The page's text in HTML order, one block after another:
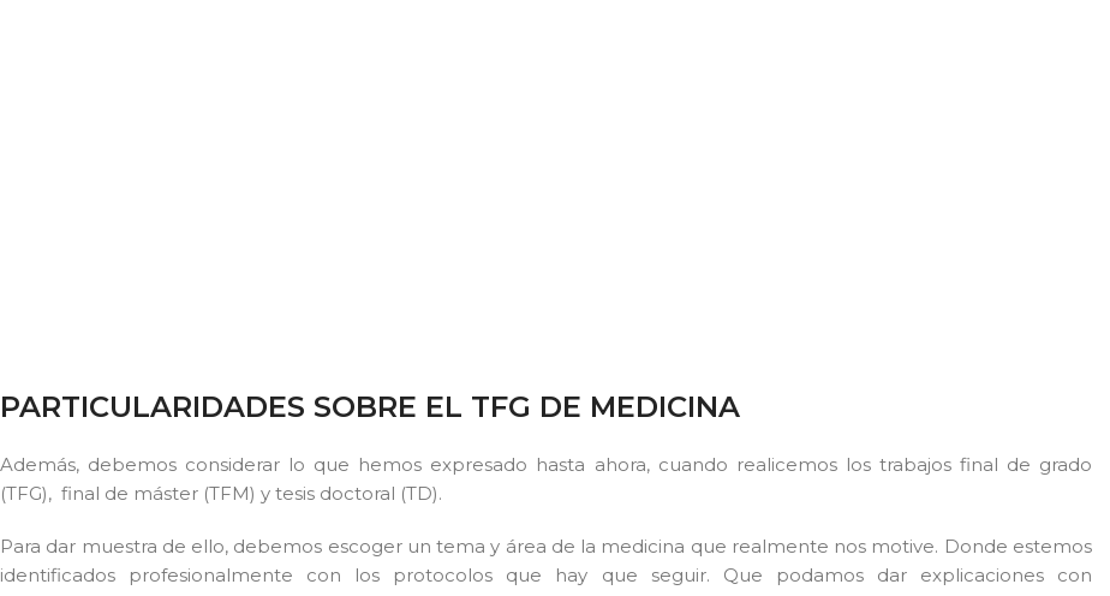
PARTICULARIDADES SOBRE EL TFG DE MEDICINA
Además, debemos considerar lo que hemos expresado hasta ahora, cuando realicemos los trabajos final de grado
(TFG), final de máster (TFM) y tesis doctoral (TD).
Para dar muestra de ello, debemos escoger un tema y área de la medicina que realmente nos motive. Donde estemos
identificados profesionalmente con los protocolos que hay que seguir. Que podamos dar explicaciones con